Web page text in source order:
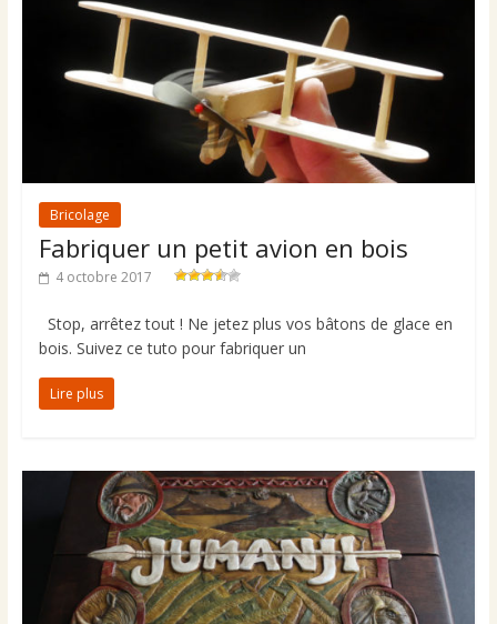
Bricolage
Fabriquer un petit avion en bois
4 octobre 2017
Stop, arrêtez tout ! Ne jetez plus vos bâtons de glace en
bois. Suivez ce tuto pour fabriquer un
Lire plus